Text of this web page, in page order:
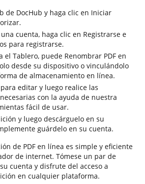
de DocHub y haga clic en Iniciar
cuenta, haga clic en Registrarse e
para registrarse.
el Tablero, puede Renombrar PDF en
desde su dispositivo o vinculándolo
de almacenamiento en línea.
editar y luego realice las
con la ayuda de nuestra
fácil de usar.
y luego descárguelo en su
guárdelo en su cuenta.
de PDF en línea es simple y eficiente
de internet. Tómese un par de
cuenta y disfrute del acceso a
en cualquier plataforma.